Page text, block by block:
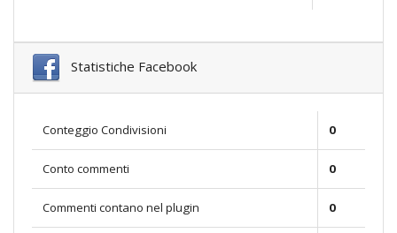
Statistiche Facebook
Conteggio Condivisioni 0
Conto commenti 0
Commenti contano nel plugin 0